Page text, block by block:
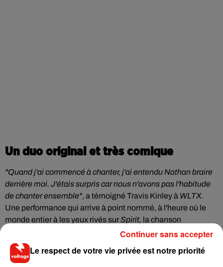
Un duo original et très comique
"Quand j'ai commencé à chanter, j'ai entendu Nathan braire
derrière moi. J'étais surpris car nous n'avons pas l'habitude
de chanter ensemble", a témoigné Travis Kinley à WLTX.
Une performance qui arrive à point nommé, à l'heure où le
monde entier à les yeux rivés surSpirit, la chanson
et extraite de la bande originale
du remake du
le dernier titre de Queen B enregistre, lui, près de 30 millions
Le respect de votre vie privée est notre priorité
Continuer sans accepter